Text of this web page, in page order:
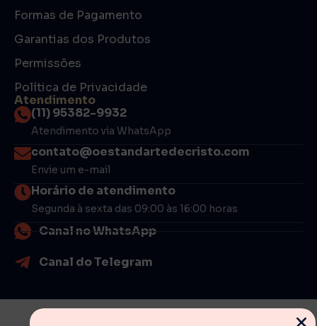
Formas de Pagamento
Garantias dos Produtos
Permissões
Política de Privacidade
Atendimento
(11) 95382-9932
Atendimento via WhatsApp
contato@oestandartedecristo.com
Envie um e-mail
Horário de atendimento
Segunda à sexta das 09:00 às 16:00 horas
Canal no WhatsApp
Canal do Telegram